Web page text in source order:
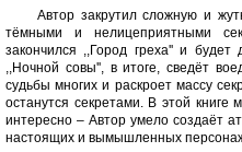
Автор закрутил сложную и
тёмными и нелицеприятными
закончился ,,Город греха'' и
,,Ночной совы'', в итоге, сведёт
судьбы многих и раскроет массу
останутся секретами. В этой книге
интересно – Автор умело создаёт
настоящих и вымышленных